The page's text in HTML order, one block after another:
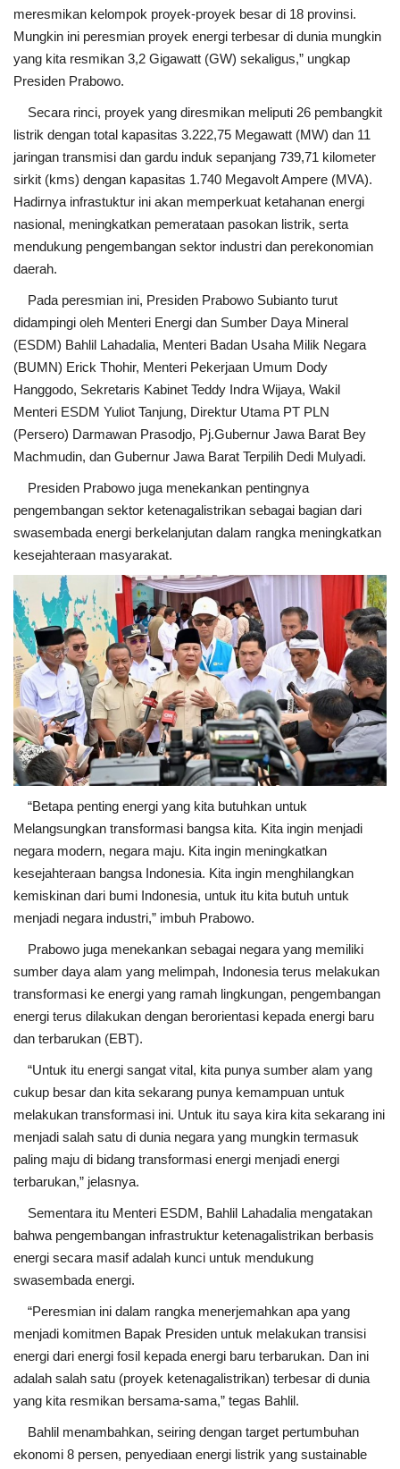
meresmikan kelompok proyek-proyek besar di 18 provinsi.
Mungkin ini peresmian proyek energi terbesar di dunia mungkin
yang kita resmikan 3,2 Gigawatt (GW) sekaligus,” ungkap
Presiden Prabowo.
Secara rinci, proyek yang diresmikan meliputi 26 pembangkit
listrik dengan total kapasitas 3.222,75 Megawatt (MW) dan 11
jaringan transmisi dan gardu induk sepanjang 739,71 kilometer
sirkit (kms) dengan kapasitas 1.740 Megavolt Ampere (MVA).
Hadirnya infrastuktur ini akan memperkuat ketahanan energi
nasional, meningkatkan pemerataan pasokan listrik, serta
mendukung pengembangan sektor industri dan perekonomian
daerah.
Pada peresmian ini, Presiden Prabowo Subianto turut
didampingi oleh Menteri Energi dan Sumber Daya Mineral
(ESDM) Bahlil Lahadalia, Menteri Badan Usaha Milik Negara
(BUMN) Erick Thohir, Menteri Pekerjaan Umum Dody
Hanggodo, Sekretaris Kabinet Teddy Indra Wijaya, Wakil
Menteri ESDM Yuliot Tanjung, Direktur Utama PT PLN
(Persero) Darmawan Prasodjo, Pj.Gubernur Jawa Barat Bey
Machmudin, dan Gubernur Jawa Barat Terpilih Dedi Mulyadi.
Presiden Prabowo juga menekankan pentingnya
pengembangan sektor ketenagalistrikan sebagai bagian dari
swasembada energi berkelanjutan dalam rangka meningkatkan
kesejahteraan masyarakat.
“Betapa penting energi yang kita butuhkan untuk
Melangsungkan transformasi bangsa kita. Kita ingin menjadi
negara modern, negara maju. Kita ingin meningkatkan
kesejahteraan bangsa Indonesia. Kita ingin menghilangkan
kemiskinan dari bumi Indonesia, untuk itu kita butuh untuk
menjadi negara industri,” imbuh Prabowo.
Prabowo juga menekankan sebagai negara yang memiliki
sumber daya alam yang melimpah, Indonesia terus melakukan
transformasi ke energi yang ramah lingkungan, pengembangan
energi terus dilakukan dengan berorientasi kepada energi baru
dan terbarukan (EBT).
“Untuk itu energi sangat vital, kita punya sumber alam yang
cukup besar dan kita sekarang punya kemampuan untuk
melakukan transformasi ini. Untuk itu saya kira kita sekarang ini
menjadi salah satu di dunia negara yang mungkin termasuk
paling maju di bidang transformasi energi menjadi energi
terbarukan,” jelasnya.
Sementara itu Menteri ESDM, Bahlil Lahadalia mengatakan
bahwa pengembangan infrastruktur ketenagalistrikan berbasis
energi secara masif adalah kunci untuk mendukung
swasembada energi.
“Peresmian ini dalam rangka menerjemahkan apa yang
menjadi komitmen Bapak Presiden untuk melakukan transisi
energi dari energi fosil kepada energi baru terbarukan. Dan ini
adalah salah satu (proyek ketenagalistrikan) terbesar di dunia
yang kita resmikan bersama-sama,” tegas Bahlil.
Bahlil menambahkan, seiring dengan target pertumbuhan
ekonomi 8 persen, penyediaan energi listrik yang sustainable